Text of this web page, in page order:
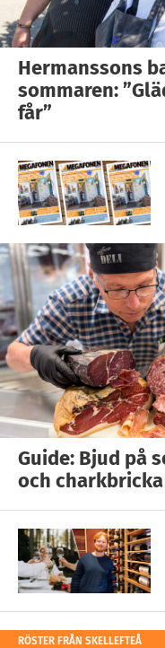
Hermanssons
sommaren:
får”
Guide: Bjud på
och
RÖSTER FRÅN SKELLEFTEÅ